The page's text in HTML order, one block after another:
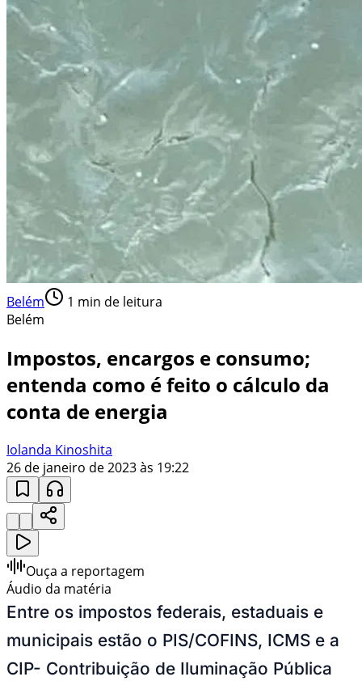
Belém 1 min de leitura
Belém
Impostos, encargos e consumo;
entenda como é feito o cálculo da
conta de energia
Iolanda Kinoshita
26 de janeiro de 2023 às 19:22
Ouça a reportagem
Áudio da matéria
Entre os impostos federais, estaduais e
municipais estão o PIS/COFINS, ICMS e a
CIP- Contribuição de Iluminação Pública